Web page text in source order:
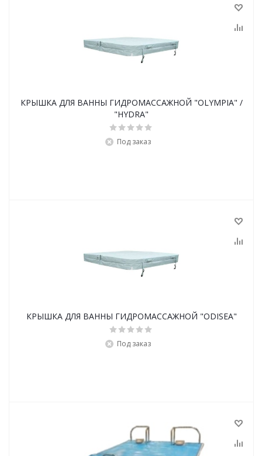
КРЫШКА ДЛЯ ВАННЫ ГИДРОМАССАЖНОЙ "OLYMPIA" /
"HYDRA"
Под заказ
КРЫШКА ДЛЯ ВАННЫ ГИДРОМАССАЖНОЙ "ODISEA"
Под заказ